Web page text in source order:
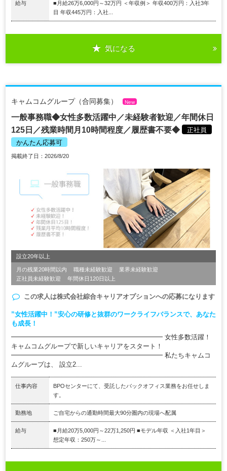
給与
■月給26万6,000円～32万円 ＜年収例＞ 年収400万円：入社3年
目 年収445万円：入社...
気になる
キャムコムグループ（合同募集） New
一般事務職◆女性多数活躍中／未経験者歓迎／年間休日
125日／残業時間月10時間程度／履歴書不要◆
正社員
かんたん応募可
掲載終了日：2026/8/20
設立20年以上
月の残業20時間以内 職種未経験歓迎
業界未経験歓迎
正社員未経験歓迎
年間休日120日以上
この求人は株式会社綜合キャリアオプションへの応募になります
”女性活躍中！”安心の研修と抜群のワークライフバランスで、あなた
も成長！
━━━━━━━━━━━━━━━━━━━━━━━ 女性多数活躍！
キャムコムグループで新しいキャリアをスタート！
━━━━━━━━━━━━━━━━━━━━━━━ 私たちキャムコ
ムグループは、 設立2...
仕事内容
BPOセンターにて、受託したバックオフィス業務をお任せしま
す。
勤務地 ご自宅からの通勤時間最大90分圏内の現場へ配属
給与
■月給20万5,000円～22万1,250円 ■モデル年収 ＜入社1年目＞
想定年収：250万～...